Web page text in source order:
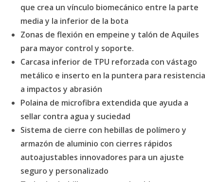
que crea un vínculo biomecánico entre la parte
media y la inferior de la bota
Zonas de flexión en empeine y talón de Aquiles
para mayor control y soporte.
Carcasa inferior de TPU reforzada con vástago
metálico e inserto en la puntera para resistencia
a impactos y abrasión
Polaina de microfibra extendida que ayuda a
sellar contra agua y suciedad
Sistema de cierre con hebillas de polímero y
armazón de aluminio con cierres rápidos
autoajustables innovadores para un ajuste
seguro y personalizado